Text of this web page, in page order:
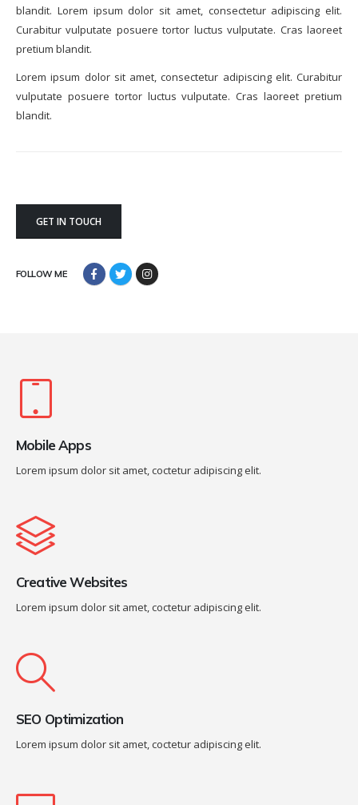
blandit. Lorem ipsum dolor sit amet, consectetur adipiscing elit.
Curabitur vulputate posuere tortor luctus vulputate. Cras laoreet
pretium blandit.
Lorem ipsum dolor sit amet, consectetur adipiscing elit. Curabitur
vulputate posuere tortor luctus vulputate. Cras laoreet pretium
blandit.
GET IN TOUCH
FOLLOW ME
Mobile Apps
Lorem ipsum dolor sit amet, coctetur adipiscing elit.
Creative Websites
Lorem ipsum dolor sit amet, coctetur adipiscing elit.
SEO Optimization
Lorem ipsum dolor sit amet, coctetur adipiscing elit.